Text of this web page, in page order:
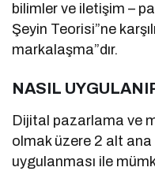
bilimler ve iletişim –
Şeyin Teorisi”ne
markalaşma”dır.
NASIL
Dijital pazarlama ve
olmak üzere 2 alt ana
uygulanması ile